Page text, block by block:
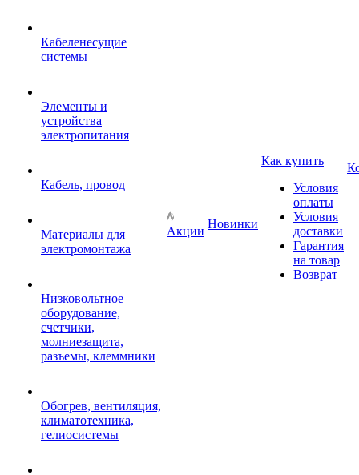
Кабеленесущие
системы
Элементы и
устройства
электропитания
Кабель, провод
Материалы для
электромонтажа
Низковольтное
оборудование,
счетчики,
молниезащита,
разъемы, клеммники
Обогрев, вентиляция,
климатотехника,
гелиосистемы
Акции
Новинки
Как купить
Условия
оплаты
Условия
доставки
Гарантия
на товар
Возврат